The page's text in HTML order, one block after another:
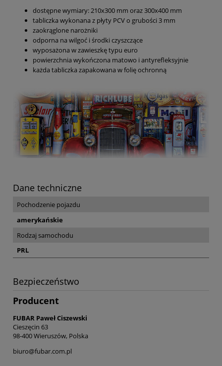
dostępne wymiary: 210x300 mm oraz 300x400 mm
tabliczka wykonana z płyty PCV o grubości 3 mm
zaokrąglone narożniki
odporna na wilgoć i środki czyszczące
wyposażona w zawieszkę typu euro
powierzchnia wykończona matowo i antyrefleksyjnie
każda tabliczka zapakowana w folię ochronną
Dane techniczne
Pochodzenie pojazdu
amerykańskie
Rodzaj samochodu
PRL
Bezpieczeństwo
Producent
FUBAR Paweł Ciszewski
Cieszęcin 63
98-400 Wieruszów, Polska
biuro@fubar.com.pl